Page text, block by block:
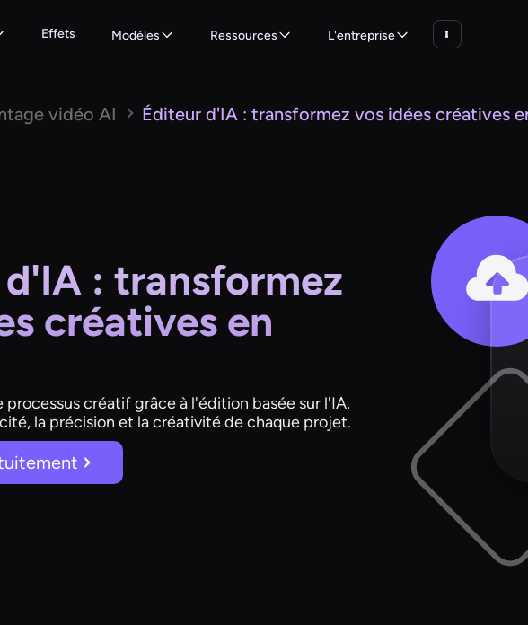
Effets Modèles Ressources L'entreprise
vidéo AI Éditeur d'IA : transformez vos idées créatives
: transformez
créatives en
processus créatif grâce à l'édition basée sur l'IA,
la précision et la créativité de chaque projet.